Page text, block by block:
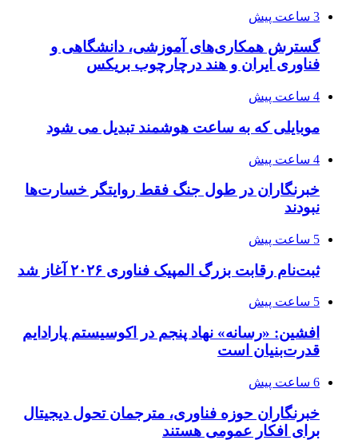
3 ساعت پیش
گسترش همکاری‌های آموزشی، دانشگاهی و
فناوری ایران و هند درچارچوب بریکس
4 ساعت پیش
موبایلی که به ساعت هوشمند تبدیل می شود
4 ساعت پیش
خبرنگاران در طول جنگ فقط روایتگر خسارت‌ها
نبودند
5 ساعت پیش
ثبت‌نام رقابت بزرگ المپیک فناوری ۲۰۲۶ آغاز شد
5 ساعت پیش
افشین: «رسانه» نهاد پنجم در اکوسیستم پارادایم
قدرت‌بنیان است
6 ساعت پیش
خبرنگاران حوزه فناوری، مترجمان تحول دیجیتال
برای افکار عمومی هستند